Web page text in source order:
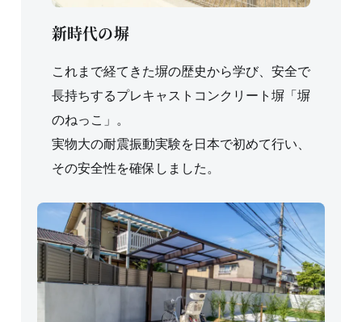
新時代の塀
これまで経てきた塀の歴史から学び、安全で
長持ちするプレキャストコンクリート塀「塀
のねっこ」。
実物大の耐震振動実験を日本で初めて行い、
その安全性を確保しました。